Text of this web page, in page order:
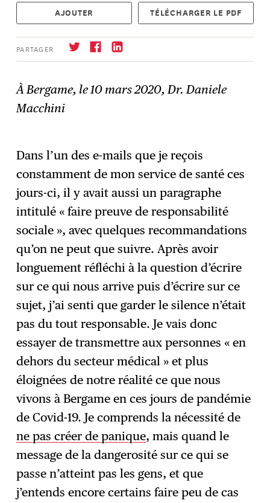
AJOUTER TÉLÉCHARGER LE PDF
PARTAGER
À Bergame, le 10 mars 2020, Dr. Daniele
Macchini
Dans l’un des e-mails que je reçois
constamment de mon service de santé ces
jours-ci, il y avait aussi un paragraphe
intitulé « faire preuve de responsabilité
sociale », avec quelques recommandations
qu’on ne peut que suivre. Après avoir
longuement réfléchi à la question d’écrire
sur ce qui nous arrive puis d’écrire sur ce
sujet, j’ai senti que garder le silence n’était
pas du tout responsable. Je vais donc
essayer de transmettre aux personnes « en
dehors du secteur médical » et plus
éloignées de notre réalité ce que nous
vivons à Bergame en ces jours de pandémie
de Covid-19. Je comprends la nécessité de
ne pas créer de panique, mais quand le
message de la dangerosité sur ce qui se
passe n’atteint pas les gens, et que
j’entends encore certains faire peu de cas